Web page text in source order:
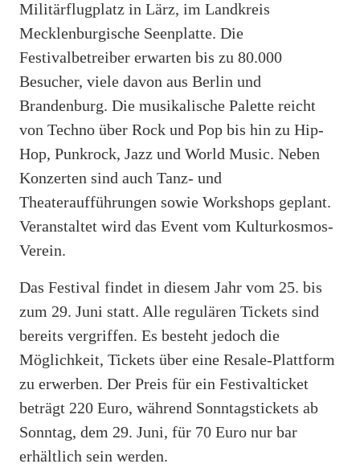
Militärflugplatz in Lärz, im Landkreis
Mecklenburgische Seenplatte. Die
Festivalbetreiber erwarten bis zu 80.000
Besucher, viele davon aus Berlin und
Brandenburg. Die musikalische Palette reicht
von Techno über Rock und Pop bis hin zu Hip-
Hop, Punkrock, Jazz und World Music. Neben
Konzerten sind auch Tanz- und
Theateraufführungen sowie Workshops geplant.
Veranstaltet wird das Event vom Kulturkosmos-
Verein.
Das Festival findet in diesem Jahr vom 25. bis
zum 29. Juni statt. Alle regulären Tickets sind
bereits vergriffen. Es besteht jedoch die
Möglichkeit, Tickets über eine Resale-Plattform
zu erwerben. Der Preis für ein Festivalticket
beträgt 220 Euro, während Sonntagstickets ab
Sonntag, dem 29. Juni, für 70 Euro nur bar
erhältlich sein werden.